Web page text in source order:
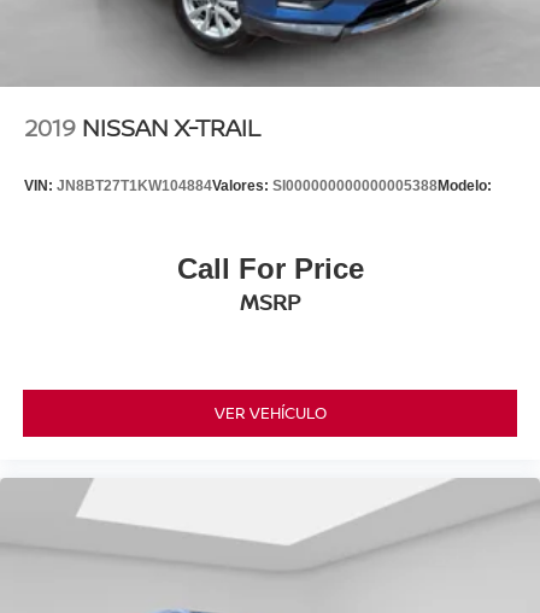
2019 NISSAN X-TRAIL
VIN: JN8BT27T1KW104884Valores: SI000000000000005388Modelo:
Call For Price
MSRP
VER VEHÍCULO